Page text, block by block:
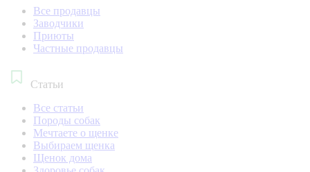
Все продавцы
Заводчики
Приюты
Частные продавцы
Статьи
Все статьи
Породы собак
Мечтаете о щенке
Выбираем щенка
Щенок дома